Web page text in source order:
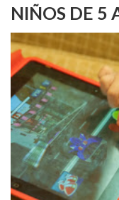
NIÑOS DE 5